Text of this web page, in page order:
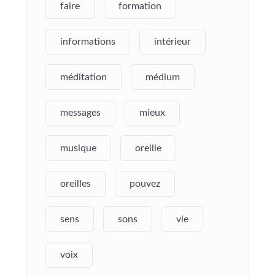
faire formation
informations intérieur
méditation médium
messages mieux
musique oreille
oreilles pouvez
sens sons vie
voix